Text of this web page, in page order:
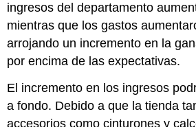
ingresos del departamento
mientras que los gastos
arrojando un incremento en la
por encima de las expectativas.
El incremento en los ingresos
a fondo. Debido a que la tienda
accesorios como cinturones y